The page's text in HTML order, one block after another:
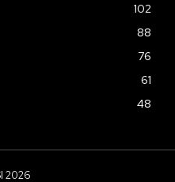
102
88
76
61
48
2026